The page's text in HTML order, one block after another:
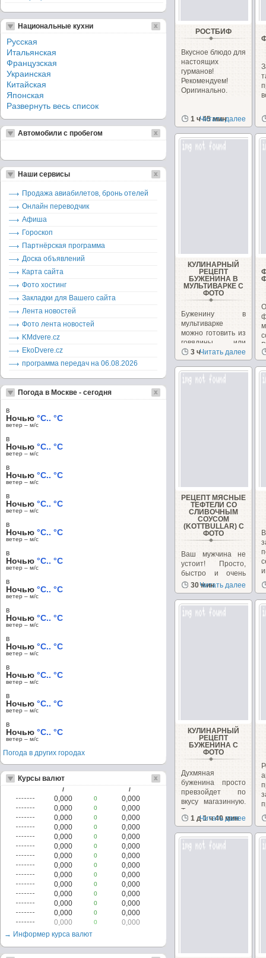
РОСТБИФ
Вкусное блюдо для
настоящих
гурманов!
Рекомендуем!
Оригинально.
1 ч 45 мин
Читать далее
КУЛИНАРНЫЙ
РЕЦЕПТ
БУЖЕНИНА В
МУЛЬТИВАРКЕ С
ФОТО
Буженину в
мультиварке
можно готовить из
говядины или
свинины,
получается
безумно...
3 чЧитать далее
РЕЦЕПТ МЯСНЫЕ
ТЕФТЕЛИ СО
СЛИВОЧНЫМ
СОУСОМ
(KOTTBULLAR) С
ФОТО
Ваш мужчина не
устоит! Просто,
быстро и очень
вкусно! У
шведских...
30 мин
Читать далее
КУЛИНАРНЫЙ
РЕЦЕПТ
БУЖЕНИНА С
ФОТО
Духмяная
буженина просто
превзойдет по
вкусу магазинную.
Такая...
1 д 1 ч 40 мин
Читать далее
Национальные кухни
Русская
Итальянская
Французская
Украинская
Китайская
Японская
Развернуть весь список
Автомобили с пробегом
Наши сервисы
Продажа авиабилетов, бронь отелей
Онлайн переводчик
Афиша
Гороскоп
Партнёрская программа
Доска объявлений
Карта сайта
Фото хостинг
Закладки для Вашего сайта
Лента новостей
Фото лента новостей
KMdvere.cz
EkoDvere.cz
программа передач на 06.08.2026
Погода в Москве - сегодня
в
Ночью °C.. °C
ветер – м/c
в
Ночью °C.. °C
ветер – м/c
в
Ночью °C.. °C
ветер – м/c
в
Ночью °C.. °C
ветер – м/c
в
Ночью °C.. °C
ветер – м/c
в
Ночью °C.. °C
ветер – м/c
в
Ночью °C.. °C
ветер – м/c
в
Ночью °C.. °C
ветер – м/c
в
Ночью °C.. °C
ветер – м/c
в
Ночью °C.. °C
ветер – м/c
в
Ночью °C.. °C
ветер – м/c
в
Ночью °C.. °C
ветер – м/c
Погода в других городах
Курсы валют
/ /
0,000 0
0,000
0,000
0
0,000
0,000
0
0,000
0,000
0
0,000
0,000
0
0,000
0,000
0
0,000
0,000
0
0,000
0,000
0
0,000
0,000
0
0,000
0,000
0
0,000
0,000
0
0,000
0,000
0
0,000
0,000
0
0,000
0,000
0
0,000
→ Информер курса валют